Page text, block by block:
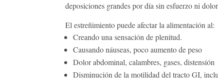
deposiciones grandes por día sin esfuerzo ni
El estreñimiento puede afectar la alimentación al:
Creando una sensación de plenitud.
Causando náuseas, poco aumento de peso
Dolor abdominal, calambres, gases, distensión
Disminución de la motilidad del tracto GI,